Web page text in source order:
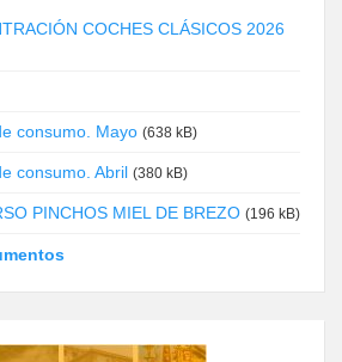
COCHES CLÁSICOS 2026
consumo. Mayo (638 kB)
consumo. Abril (380 kB)
PINCHOS MIEL DE BREZO (196 kB)